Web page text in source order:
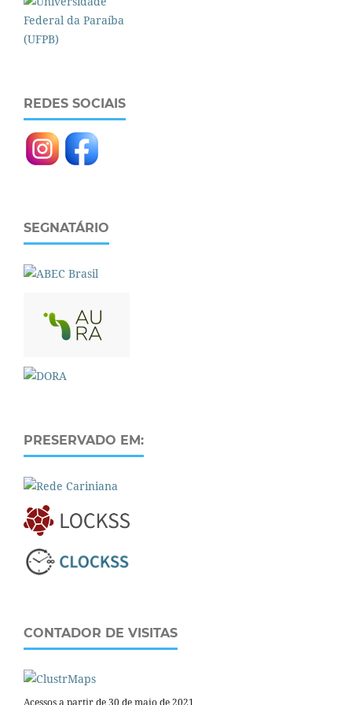
REDES SOCIAIS
SEGNATÁRIO
PRESERVADO EM:
CONTADOR DE VISITAS